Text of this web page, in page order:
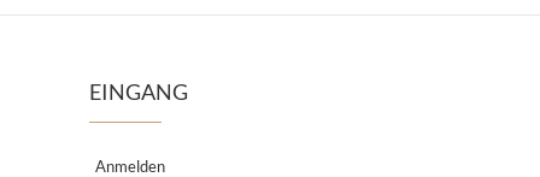
EINGANG
Anmelden